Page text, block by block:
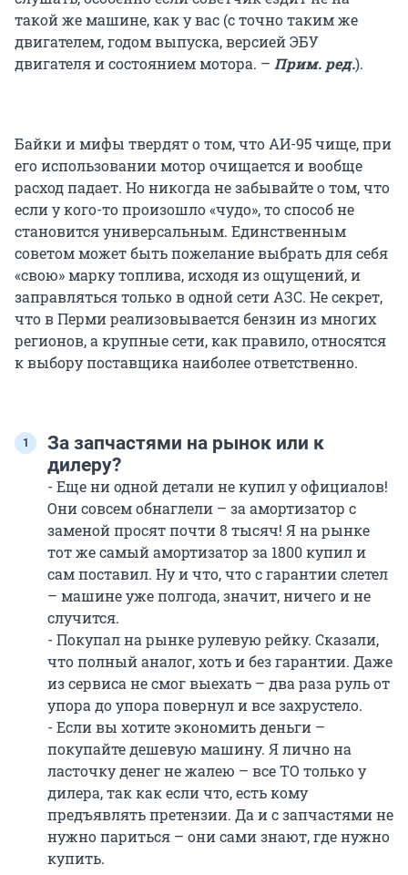
такой же машине, как у вас (с точно таким же
двигателем, годом выпуска, версией ЭБУ
двигателя и состоянием мотора. – Прим. ред.).
Байки и мифы твердят о том, что АИ-95 чище, при
его использовании мотор очищается и вообще
расход падает. Но никогда не забывайте о том, что
если у кого-то произошло «чудо», то способ не
становится универсальным. Единственным
советом может быть пожелание выбрать для себя
«свою» марку топлива, исходя из ощущений, и
заправляться только в одной сети АЗС. Не секрет,
что в Перми реализовывается бензин из многих
регионов, а крупные сети, как правило, относятся
к выбору поставщика наиболее ответственно.
За запчастями на рынок или к
дилеру?
- Еще ни одной детали не купил у официалов!
Они совсем обнаглели – за амортизатор с
заменой просят почти 8 тысяч! Я на рынке
тот же самый амортизатор за 1800 купил и
сам поставил. Ну и что, что с гарантии слетел
– машине уже полгода, значит, ничего и не
случится.
- Покупал на рынке рулевую рейку. Сказали,
что полный аналог, хоть и без гарантии. Даже
из сервиса не смог выехать – два раза руль от
упора до упора повернул и все захрустело.
- Если вы хотите экономить деньги –
покупайте дешевую машину. Я лично на
ласточку денег не жалею – все ТО только у
дилера, так как если что, есть кому
предъявлять претензии. Да и с запчастями не
нужно париться – они сами знают, где нужно
купить.